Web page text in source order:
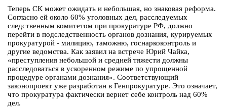
Теперь СК может ожидать и небольшая, но знаковая реформа.
Согласно ей около 60% уголовных дел, расследуемых
следственным комитетом при прокуратуре РФ, должно
перейти в подследственность органов дознания, курируемых
прокуратурой - милицию, таможню, госнаркоконтроль и
другие ведомства. Как заявил на встрече Юрий Чайка,
«преступления небольшой и средней тяжести должны
расследоваться в ускоренном режиме по упрощенной
процедуре органами дознания». Соответствующий
законопроект уже разработан в Генпрокуратуре. Это означает,
что прокуратура фактически вернет себе контроль над 60%
дел.